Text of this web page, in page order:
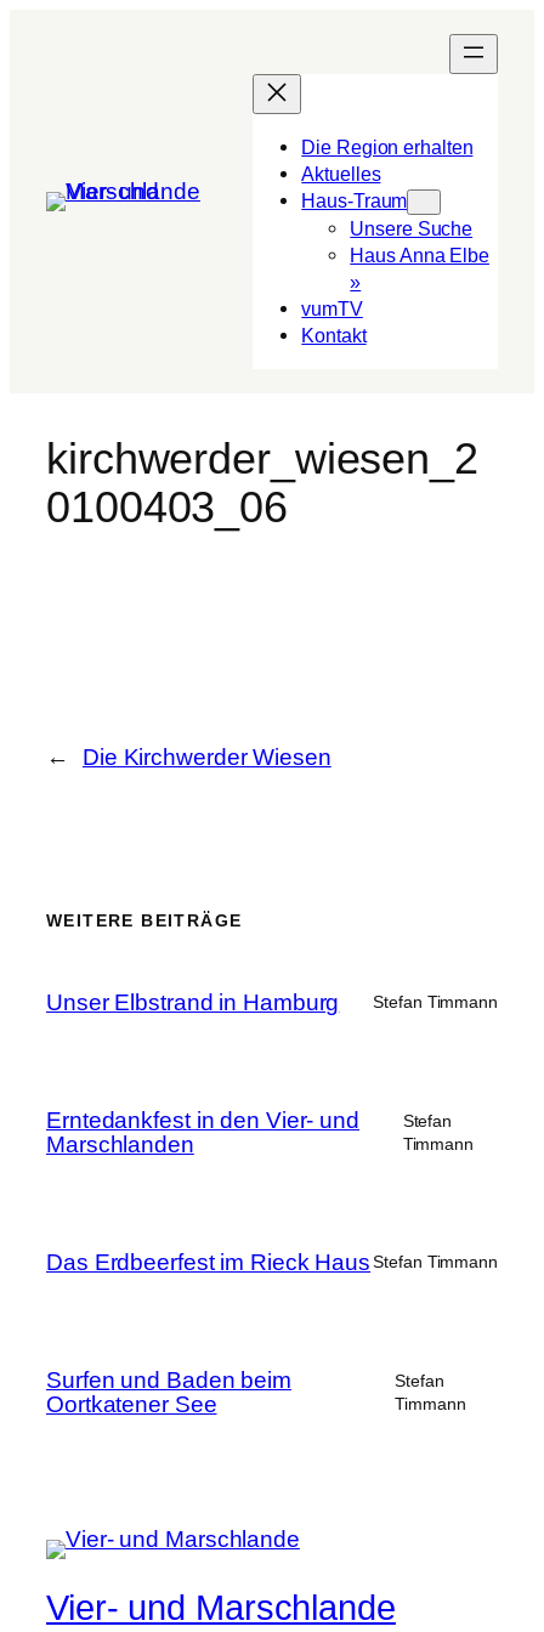
Die Region erhalten
Aktuelles
Haus-Traum
Unsere Suche
Haus Anna Elbe
»
vumTV
Kon­takt
kirchwerder_wiesen_2
0100403_06
← Die Kirchwerder Wiesen
WEITERE BEITRÄGE
Unser Elbstrand in Hamburg Stefan Timmann
Erntedankfest in den Vier- und
Marschlanden
Stefan
Timmann
Das Erdbeerfest im Rieck Haus Stefan Timmann
Surfen und Baden beim
Oortkatener See
Stefan
Timmann
Vier- und Marschlande